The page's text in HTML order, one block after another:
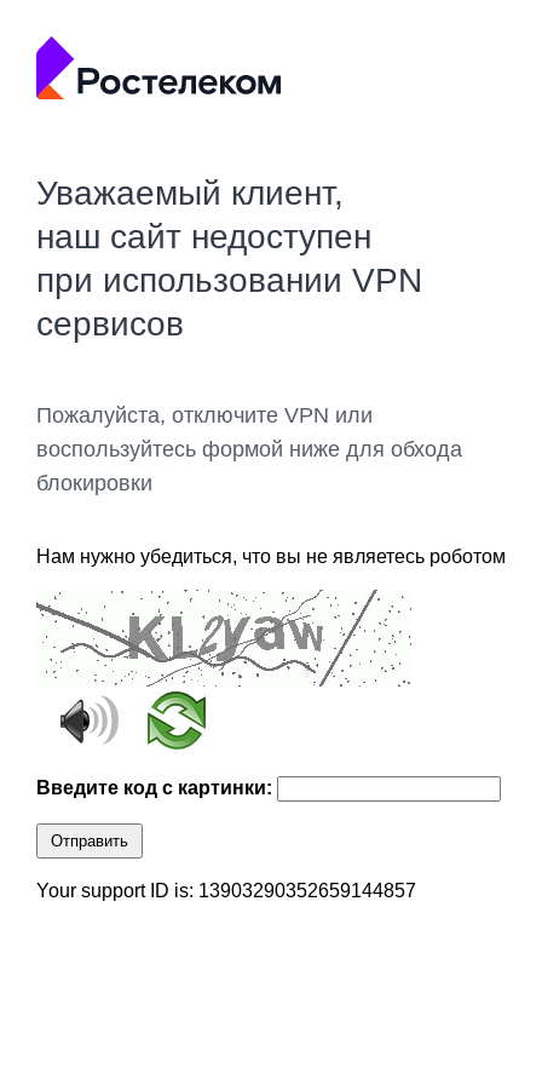
Уважаемый клиент,
наш сайт недоступен
при использовании VPN
сервисов
Пожалуйста, отключите VPN или
воспользуйтесь формой ниже для обхода
блокировки
Нам нужно убедиться, что вы не являетесь роботом
Введите код с картинки:
Отправить
Your support ID is: 13903290352659144857